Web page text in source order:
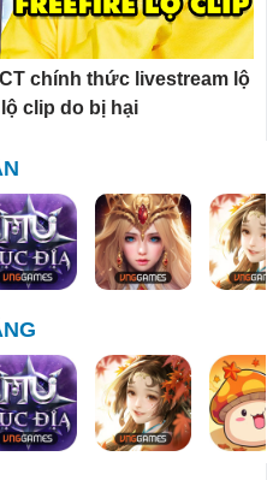
chính thức livestream lộ
clip do bị hại